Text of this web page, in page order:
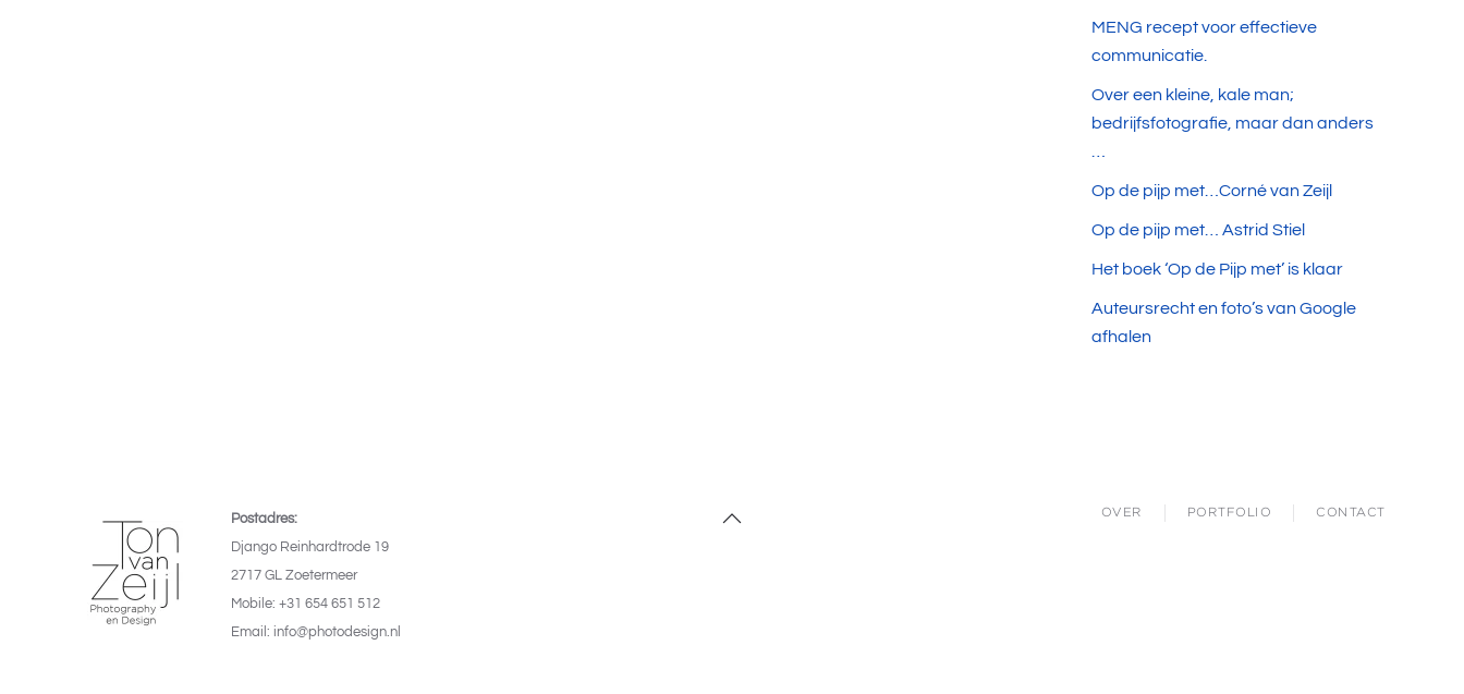
MENG recept voor effectieve
communicatie.
Over een kleine, kale man;
bedrijfsfotografie, maar dan anders
Op de pijp met…Corné van Zeijl
Op de pijp met… Astrid Stiel
Het boek ‘Op de Pijp met’ is klaar
Auteursrecht en foto’s van Google
afhalen
Postadres:
Django Reinhardtrode 19
2717 GL Zoetermeer
Mobile: +31 654 651 512
Email: info@photodesign.nl
OVER PORTFOLIO CONTACT